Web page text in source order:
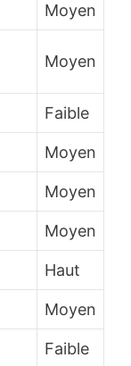
Moyen
Moyen
Faible
Moyen
Moyen
Moyen
Haut
Moyen
Faible